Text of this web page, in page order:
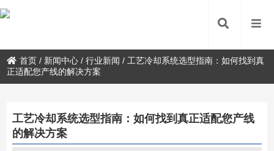
首页 / 新闻中心 /行业新闻 / 工艺冷却系统选型指南：如何找到真
正适配您产线的解决方案
工艺冷却系统选型指南：如何找到真正适配您产线
的解决方案